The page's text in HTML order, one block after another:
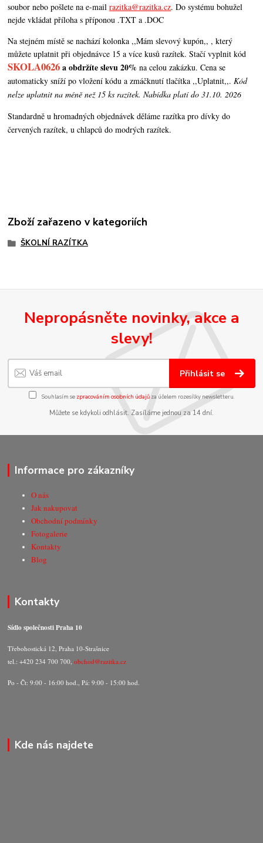
soubor nebo pošlete na e-mailrazitka@razitka.cz. Do systému bohužel
nejde vkládat příloha s příponou .TXT a .DOC
Na stejném místě se nachází kolonka ,,Mám slevový kupón,, , který
můžete uplatnit při objednávce 15 a více kusů razítek. Stačí vyplnit kód
SKOLA0626a obdržíte slevu 20%na celou zakázku. Cena se
automaticky sníží po vložení kódu a zmáčknutí tlačítka ,,Uplatnit,,.Kód
nelze uplatnit na méně než 15 ks razítek. Nabídka platí do 31.10. 2026
Standardně u hromadných objednávek děláme razítka pro dívky do
červených razítek, u chlapců do modrých razítek.
Zboží zařazeno v kategoriích
ŠKOLNÍ RAZÍTKA
Nepropásněte novinky, akce a
slevy!
Přihlásit se
Souhlasím se zpracováním osobních údajůza účelem rozesílky newsletteru.
Můžete se kdykoli odhlásit. Zasíláme jednou za 14 dní.
Informace pro zákazníky
O nás
Jak nakupovat
Obchodní podmínky
Fotogalerie
Kontakty
Blog
Kontakty
Sídlo společnosti Praha 10
Třebohostická 12, Praha 10-Strašnice
tel.: +420 234 700 700,obchod@razitka.cz
Po - Čt: 9:00 - 16:00 hod., Pá: 9:00 - 15:00 hod.
Kde nás najdete